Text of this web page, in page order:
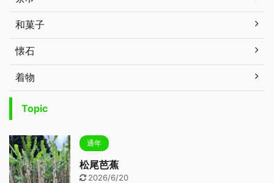
和菓子
懐石
着物
Topic
通年
松尾芭蕉
2026/6/20